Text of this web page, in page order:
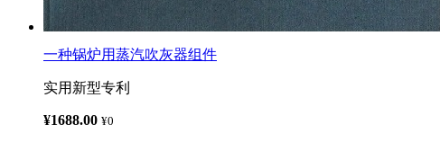
一种锅炉用蒸汽吹灰器组件
实用新型专利
¥1688.00 ¥0